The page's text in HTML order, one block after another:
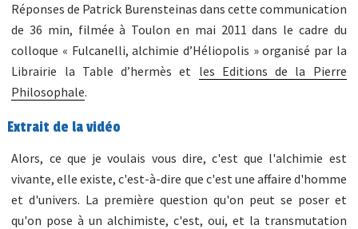
Réponses de Patrick Burensteinas dans cette communication
de 36 min, filmée à Toulon en mai 2011 dans le cadre du
colloque « Fulcanelli, alchimie d’Héliopolis » organisé par la
Librairie la Table d’hermès et les Editions de la Pierre
Philosophale.
Extrait de la vidéo
Alors, ce que je voulais vous dire, c'est que l'alchimie est
vivante, elle existe, c'est-à-dire que c'est une affaire d'homme
et d'univers. La première question qu'on peut se poser et
qu'on pose à un alchimiste, c'est, oui, et la transmutation